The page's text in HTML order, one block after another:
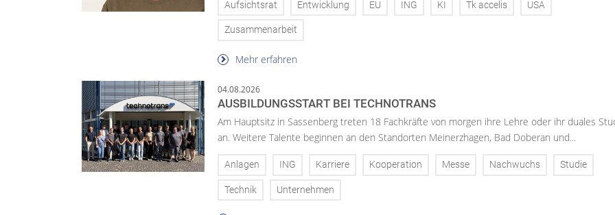
Aufsichtsrat Entwicklung EU ING KI Tk accelis USA
Zusammenarbeit
Mehr erfahren
04.08.2026
AUSBILDUNGSSTART BEI TECHNOTRANS
Am Hauptsitz in Sassenberg treten 18 Fachkräfte von morgen ihre Lehre oder ihr duales
an. Weitere Talente beginnen an den Standorten Meinerzhagen, Bad Doberan und...
Anlagen ING Karriere Kooperation Messe Nachwuchs Studie
Technik Unternehmen